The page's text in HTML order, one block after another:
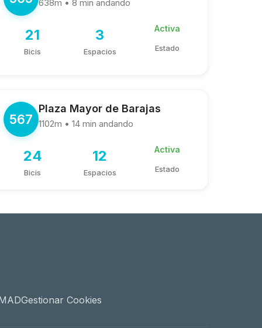
638m • 8 min andando
21
Bicis
3
Espacios
Activa
Estado
567
Plaza Mayor de Barajas
1102m • 14 min andando
24
Bicis
12
Espacios
Activa
Estado
Gestionar Cookies